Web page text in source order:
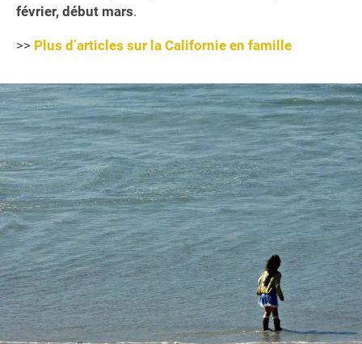
février, début mars.
>> Plus d’articles sur la Californie en famille